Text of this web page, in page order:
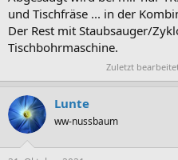
und Tischfräse ... in der
Der Rest mit Staubsauger/
Tischbohrmaschine.
Zuletzt
Lunte
ww-nussbaum